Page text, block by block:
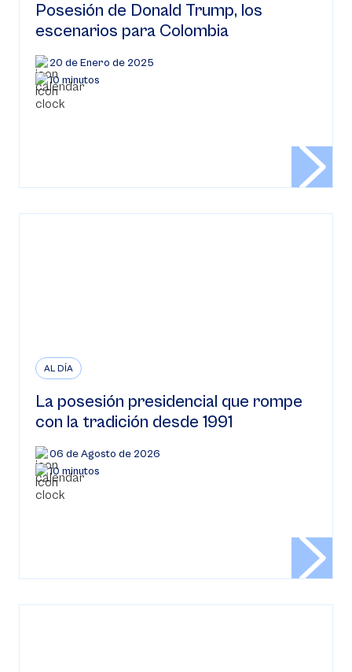
Posesión de Donald Trump, los
escenarios para Colombia
20 de Enero de 2025
10 minutos
AL DÍA
La posesión presidencial que rompe
con la tradición desde 1991
06 de Agosto de 2026
10 minutos